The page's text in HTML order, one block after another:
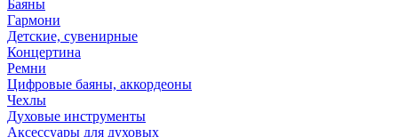
Баяны
Гармони
Детские, сувенирные
Концертина
Ремни
Цифровые баяны, аккордеоны
Чехлы
Духовые инструменты
Аксессуары для духовых